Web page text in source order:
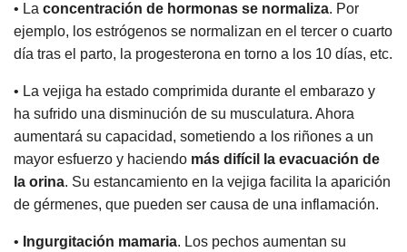
• La concentración de hormonas se normaliza. Por
ejemplo, los estrógenos se normalizan en el tercer o cuarto
día tras el parto, la progesterona en torno a los 10 días, etc.
• La vejiga ha estado comprimida durante el embarazo y
ha sufrido una disminución de su musculatura. Ahora
aumentará su capacidad, sometiendo a los riñones a un
mayor esfuerzo y haciendo más difícil la evacuación de
la orina. Su estancamiento en la vejiga facilita la aparición
de gérmenes, que pueden ser causa de una inflamación.
• Ingurgitación mamaria. Los pechos aumentan su